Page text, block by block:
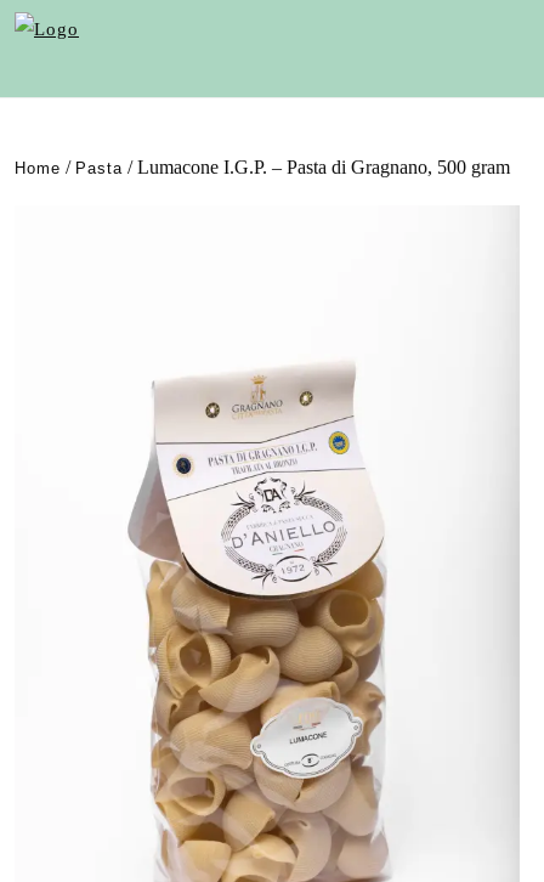
Home / Pasta / Lumacone I.G.P. – Pasta di Gragnano, 500 gram